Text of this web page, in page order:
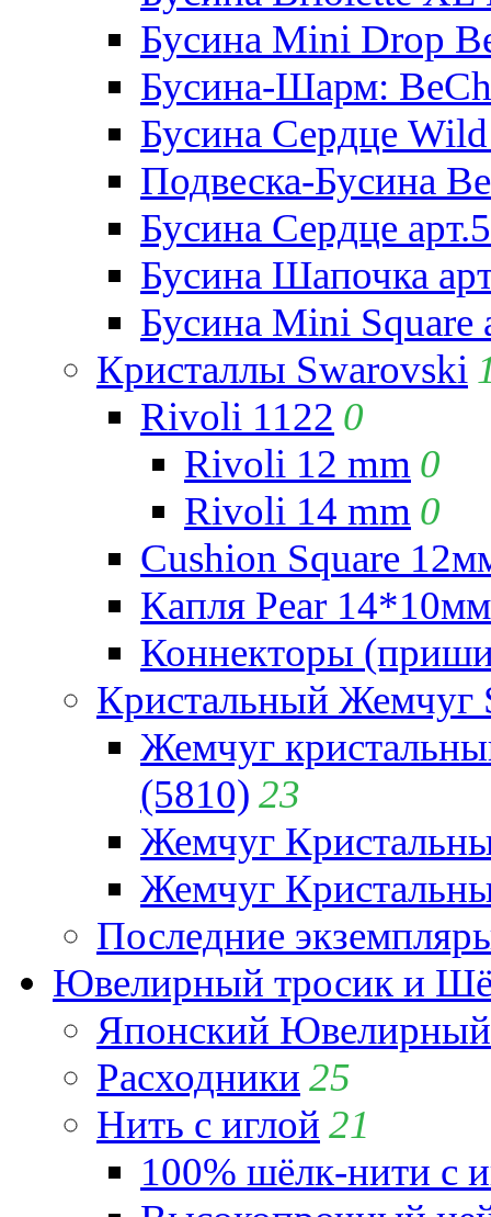
Бусина Mini Drop
Бусина-Шарм:
Бусина Сердце
Подвеска-Бусина
Бусина Сердце
Бусина Шапочка
Бусина Mini Square
Кристаллы Swarovski
Rivoli 1122 0
Rivoli 12 mm 0
Rivoli 14 mm 0
Cushion Square
Капля Pear
Коннекторы
Кристальный Жемчуг
Жемчуг
(5810) 23
Жемчуг
Жемчуг
Последние
Ювелирный тросик и
Японский
Расходники 25
Нить с иглой 21
100% шёлк-нити с